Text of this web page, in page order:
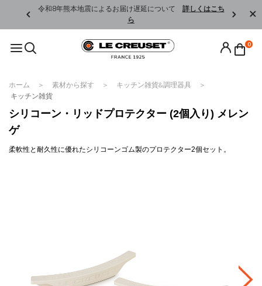
令和8年熊本地震によるお届け遅延について 詳しくはこち
ら
0
ホーム 素材から探す
キッチン雑貨&調理器具
キッチン雑貨
シリコーン・リッドプロテクター (2個入り) メレン
ゲ
柔軟性と耐久性に優れたシリコーンゴム製のプロテクター2個セット。